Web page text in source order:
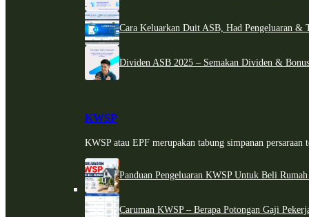
Cara Keluarkan Duit ASB, Had Pengeluaran &
Dividen ASB 2025 – Semakan Dividen &
KWSP
KWSP atau EPF merupakan tabung simpanan persaraan
Panduan Pengeluaran KWSP Untuk Beli
Caruman KWSP – Berapa Potongan Gaji